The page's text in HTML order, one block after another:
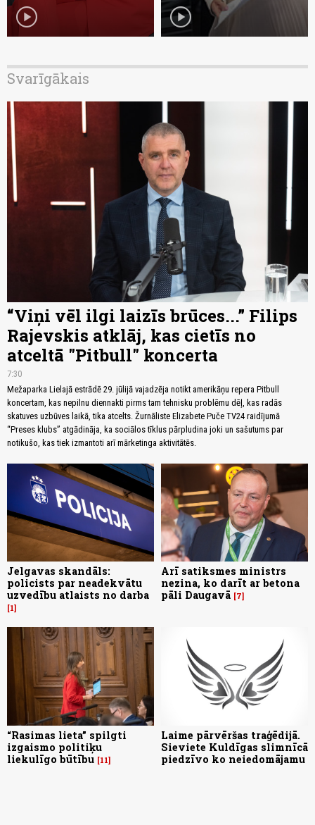
play_circle play_circle
Svarīgākais
“Viņi vēl ilgi laizīs brūces...” Filips
Rajevskis atklāj, kas cietīs no
atceltā "Pitbull" koncerta
7:30
Mežaparka Lielajā estrādē 29. jūlijā vajadzēja notikt amerikāņu repera Pitbull
koncertam, kas nepilnu diennakti pirms tam tehnisku problēmu dēļ, kas radās
skatuves uzbūves laikā, tika atcelts. Žurnāliste Elizabete Puče TV24 raidījumā
“Preses klubs” atgādināja, ka sociālos tīklus pārpludina joki un sašutums par
notikušo, kas tiek izmantoti arī mārketinga aktivitātēs.
Jelgavas skandāls:
policists par neadekvātu
uzvedību atlaists no darba
1
Arī satiksmes ministrs
nezina, ko darīt ar betona
pāli Daugavā 7
“Rasimas lieta” spilgti
izgaismo politiķu
liekulīgo būtību 11
Laime pārvēršas traģēdijā.
Sieviete Kuldīgas slimnīcā
piedzīvo ko neiedomājamu